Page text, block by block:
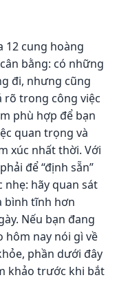
12 cung hoàng
bằng: có những
đi, nhưng cũng
rõ trong công việc
phù hợp để bạn
quan trọng và
xúc nhất thời. Với
để “định sẵn”
hãy quan sát
bình tĩnh hơn
Nếu bạn đang
hôm nay nói gì về
phần dưới đây
khảo trước khi bắt